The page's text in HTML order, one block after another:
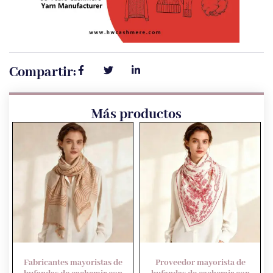
Compartir:
Más productos
Fabricantes mayoristas de
Proveedor mayorista de